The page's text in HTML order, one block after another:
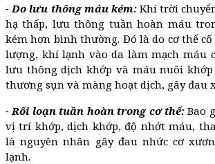
- Do lưu thông máu kém:Khi trời
hạ thấp, lưu thông tuần hoàn máu
kém hơn bình thường. Đó là do cơ thể
lượng, khí lạnh vào da làm mạch máu
lưu thông dịch khớp và máu nuôi
thương sụn và màng hoạt dịch, gây đau
- Rối loạn tuần hoàn trong cơ thể:Bao
vị trí khớp, dịch khớp, độ nhớt máu,
là nguyên nhân gây đau nhức cơ
lạnh.